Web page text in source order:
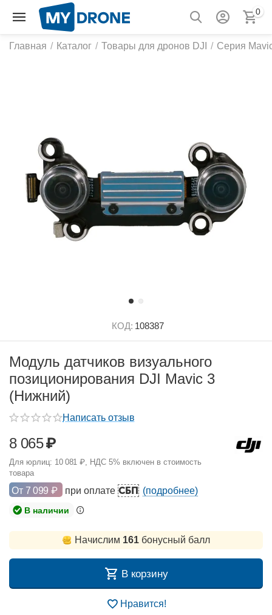
0
Главная / Каталог / Товары для дронов DJI / Серия
КОД: 108387
Модуль датчиков визуального
позиционирования DJI Mavic 3
(Нижний)
Написать отзыв
8 065₽
Для юрлиц: 10 081 ₽, НДС 5% включен в стоимость
товара
От 7 099 ₽ при оплате СБП (подробнее)
В наличии
Начислим 161бонусный балл
В корзину
Нравится!